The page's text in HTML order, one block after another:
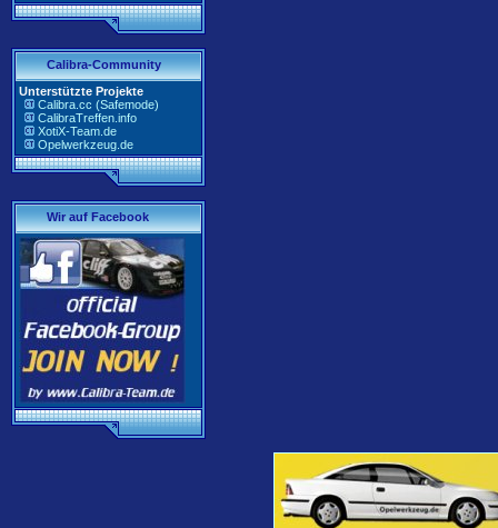
Calibra-Community
Unterstützte Projekte
Calibra.cc (Safemode)
CalibraTreffen.info
XotiX-Team.de
Opelwerkzeug.de
Wir auf Facebook